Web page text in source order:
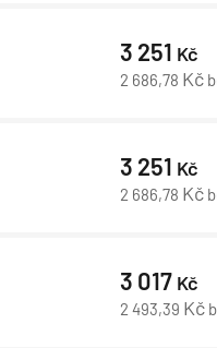
3 251 Kč
2 686,78 Kč
3 251 Kč
2 686,78 Kč
3 017 Kč
2 493,39 Kč